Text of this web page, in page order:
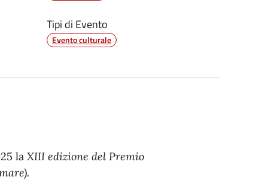
Tipi di Evento
Evento culturale
la XIII edizione del Premio